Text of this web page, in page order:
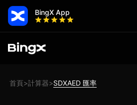
BingX App
首頁>計算器>SDXAED 匯率